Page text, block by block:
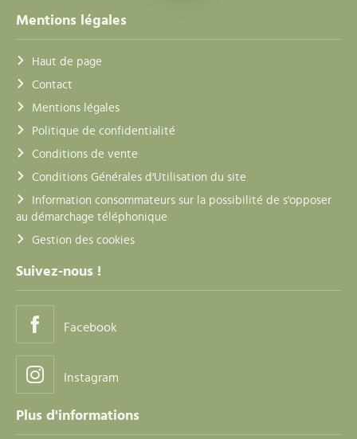
Mentions légales
Haut de page
Contact
Mentions légales
Politique de confidentialité
Conditions de vente
Conditions Générales d'Utilisation du site
Information consommateurs sur la possibilité de s'opposer
au démarchage téléphonique
Gestion des cookies
Suivez-nous !
Facebook
Instagram
Plus d'informations